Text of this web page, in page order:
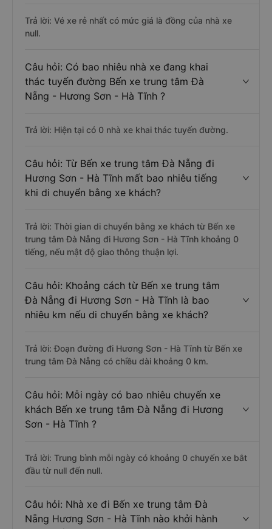
Trả lời: Vé xe rẻ nhất có mức giá là đồng của nhà xe
null.
Câu hỏi: Có bao nhiêu nhà xe đang khai
thác tuyến đường Bến xe trung tâm Đà
Nẵng - Hương Sơn - Hà Tĩnh ?
Trả lời: Hiện tại có 0 nhà xe khai thác tuyến đường.
Câu hỏi: Từ Bến xe trung tâm Đà Nẵng đi
Hương Sơn - Hà Tĩnh mất bao nhiêu tiếng
khi di chuyển bằng xe khách?
Trả lời: Thời gian di chuyển bằng xe khách từ Bến xe
trung tâm Đà Nẵng đi Hương Sơn - Hà Tĩnh khoảng 0
tiếng, nếu mật độ giao thông thuận lợi.
Câu hỏi: Khoảng cách từ Bến xe trung tâm
Đà Nẵng đi Hương Sơn - Hà Tĩnh là bao
nhiêu km nếu di chuyển bằng xe khách?
Trả lời: Đoạn đường đi Hương Sơn - Hà Tĩnh từ Bến xe
trung tâm Đà Nẵng có chiều dài khoảng 0 km.
Câu hỏi: Mỗi ngày có bao nhiêu chuyến xe
khách Bến xe trung tâm Đà Nẵng đi Hương
Sơn - Hà Tĩnh ?
Trả lời: Trung bình mỗi ngày có khoảng 0 chuyến xe bắt
đầu từ null đến null.
Câu hỏi: Nhà xe đi Bến xe trung tâm Đà
Nẵng Hương Sơn - Hà Tĩnh nào khởi hành